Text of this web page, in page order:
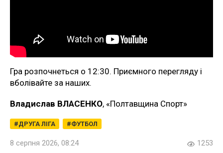
Гра розпочнеться о 12:30. Приємного перегляду і
вболівайте за наших.
Владислав ВЛАСЕНКО, «Полтавщина Спорт»
ДРУГА ЛІГА ФУТБОЛ
8 серпня 2026, 08:24 1253